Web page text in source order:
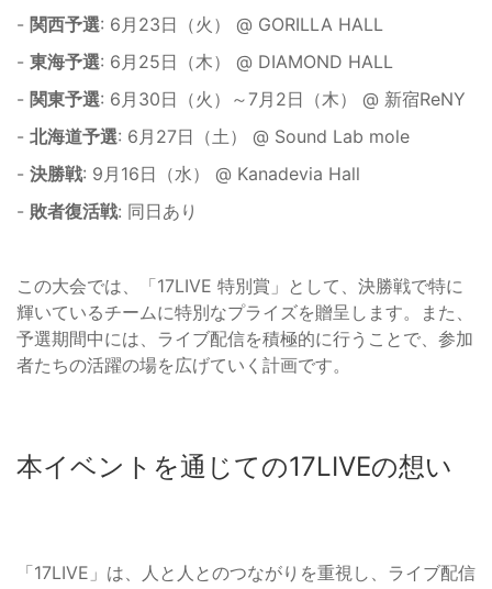
- 関西予選: 6月23日（火） @ GORILLA HALL
- 東海予選: 6月25日（木） @ DIAMOND HALL
- 関東予選: 6月30日（火）～7月2日（木） @ 新宿ReNY
- 北海道予選: 6月27日（土） @ Sound Lab mole
- 決勝戦: 9月16日（水） @ Kanadevia Hall
- 敗者復活戦: 同日あり
この大会では、「17LIVE 特別賞」として、決勝戦で特に
輝いているチームに特別なプライズを贈呈します。また、
予選期間中には、ライブ配信を積極的に行うことで、参加
者たちの活躍の場を広げていく計画です。
本イベントを通じての17LIVEの想い
「17LIVE」は、人と人とのつながりを重視し、ライブ配信